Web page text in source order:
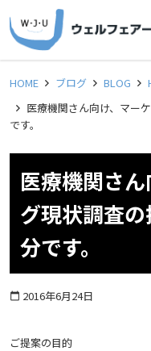
HOME ブログ BLOG
医療機関さん向け、マー
です。
医療機関さ
グ現状調査
分です。
calendar_today 2016年6月24日
ご提案の目的